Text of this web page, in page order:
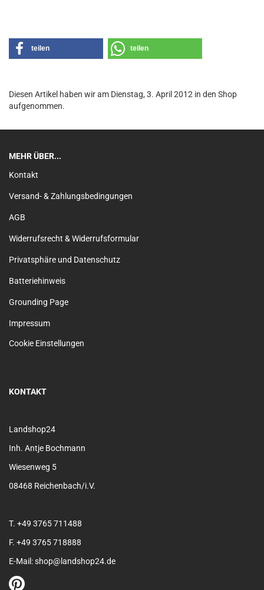
teilen teilen
Diesen Artikel haben wir am Dienstag, 3. April 2012 in den Shop
aufgenommen.
MEHR ÜBER...
Kontakt
Versand- & Zahlungsbedingungen
AGB
Widerrufsrecht & Widerrufsformular
Privatsphäre und Datenschutz
Batteriehinweis
Grounding Page
Impressum
Cookie Einstellungen
KONTAKT
Landshop24
Inh. Antje Bochmann
Wiesenweg 5
08468 Reichenbach/i.V.
T. +49 3765 711488
F. +49 3765 718888
E-Mail: shop@landshop24.de